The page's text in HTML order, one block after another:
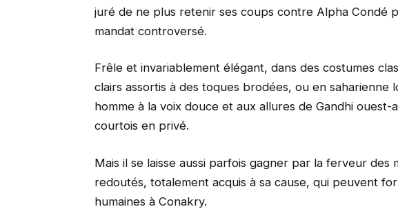
juré de ne plus retenir ses coups contre Alpha Condé
mandat controversé.
Frêle et invariablement élégant, dans des costumes
clairs assortis à des toques brodées, ou en saharienne
homme à la voix douce et aux allures de Gandhi
courtois en privé.
Mais il se laisse aussi parfois gagner par la ferveur des
redoutés, totalement acquis à sa cause, qui peuvent
humaines à Conakry.